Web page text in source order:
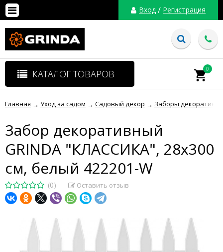
Вход / Регистрация
КАТАЛОГ ТОВАРОВ 0
Главная → Уход за садом → Садовый декор → Заборы
Забор декоративный
GRINDA "КЛАССИКА", 28x300
см, белый 422201-W
(0) Оставить отзыв